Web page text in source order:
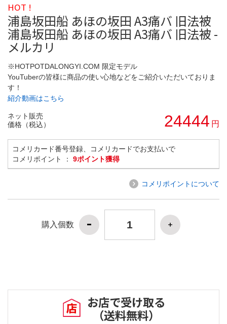
HOT !
浦島坂田船 あほの坂田 A3痛バ 旧法被
浦島坂田船 あほの坂田 A3痛バ 旧法被 -
メルカリ
※HOTPOTDALONGYI.COM 限定モデル
YouTuberの皆様に商品の使い心地などをご紹介いただいておりま
す！
紹介動画はこちら
ネット販売
価格（税込）
24444 円
コメリカード番号登録、コメリカードでお支払いで
コメリポイント ： 9ポイント獲得
コメリポイントについて
購入個数
お店で受け取る
（送料無料）